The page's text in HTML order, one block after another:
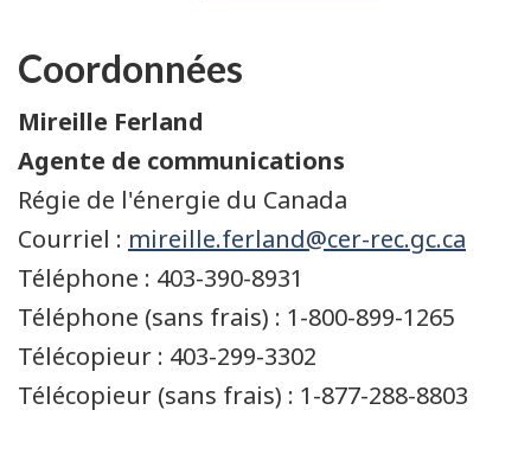
Coordonnées
Mireille Ferland
Agente de communications
Régie de l'énergie du Canada
Courriel : mireille.ferland@cer-rec.gc.ca
Téléphone : 403-390-8931
Téléphone (sans frais) : 1-800-899-1265
Télécopieur : 403-299-3302
Télécopieur (sans frais) : 1-877-288-8803